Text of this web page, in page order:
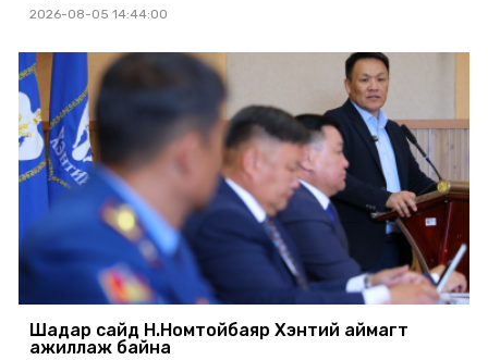
2026-08-05 14:44:00
Шадар сайд Н.Номтойбаяр Хэнтий аймагт
ажиллаж байна